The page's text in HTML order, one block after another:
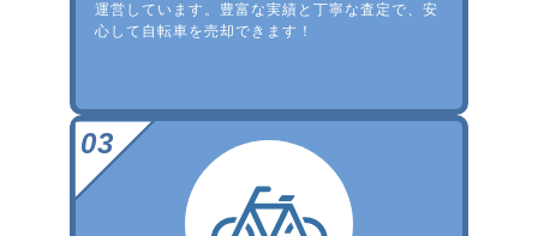
運営しています。豊富な実績と丁寧な査定で、安
心して自転車を売却できます！